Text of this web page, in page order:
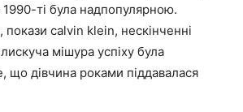
ті була надпопулярною.
покази calvin klein, нескінченні
мішура успіху була
що дівчина роками піддавалася